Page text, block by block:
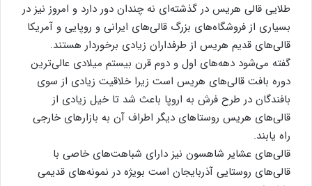
طلایی قالی هریس در گذشته‌ای نه چندان دور دارد و امروز نیز در
بسیاری از فروشگاه‌های بزرگ قالی‌های ایرانی و روپایی و آمریکا
قالی‌های قدیم هریس از طرفداران زیادی برخوردار هستند.
گفته می‌شود دهه‌های اول و دوم قرن بیستم میلادی عالی‌ترین
دوره بافت قالی‌های هریس است زیرا خلاقیت زیادی از سوی
بافندگان در طرح فرش به اروپا باعث شد تا خیل زیادی از
قالی‌های هریس روستاهای دیگر اطراف آن به بازارهای خارجی
راه یابند.
قالی‌های عشایر شاهسون نیز دارای شباهت‌های خاصی با
قالی‌های روستایی آذربایجان است بویژه در نمونه‌های قدیمی